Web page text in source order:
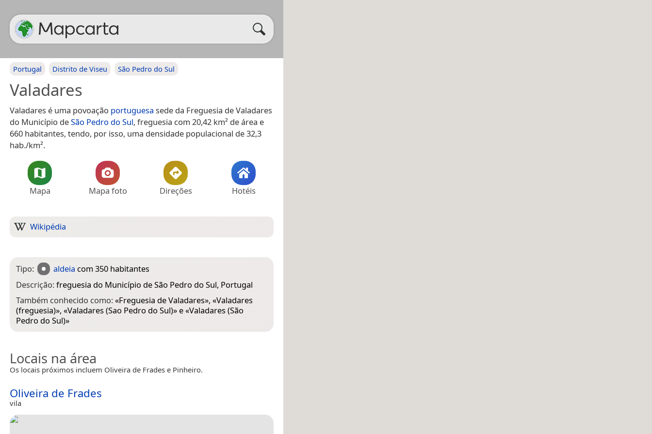
Portugal Distrito de Viseu São Pedro do Sul
Valadares
Valadares é uma povoação portuguesa sede da Freguesia de Valadares
do Município deSão Pedro do Sul, freguesia com 20,42 km² de área e
660 habitantes, tendo, por isso, uma densidade populacional de 32,3
hab./km².
Mapa Mapa foto Direções Hotéis
Wikipédia
Tipo: aldeia com 350 habitantes
Descrição:freguesia do Município de São Pedro do Sul, Portugal
Também conhecido como:«Freguesia de Valadares», «Valadares
(freguesia)», «Valadares (Sao Pedro do Sul)» e «Valadares (São
Pedro do Sul)»
Locais na área
Os locais próximos incluem Oliveira de Frades e Pinheiro.
Oliveira de Frades
vila